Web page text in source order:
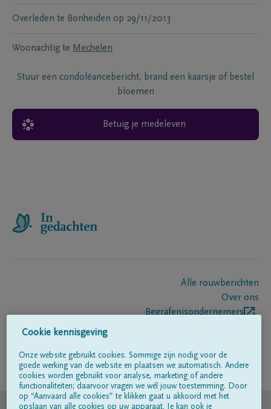
Overleden te Bonheiden op 29/11/2013
Woonachtig te Mechelen
Stuur een condoléancebericht, brand een kaarsje of bestel
bloemen
Betuig je medeleven
Alle rouwberichten
Over ons
Begrafenisondernemers
Volg ons op
© DELA
Cookie kennisgeving
Onze website gebruikt cookies. Sommige zijn nodig voor de
goede werking van de website en plaatsen we automatisch. Andere
cookies worden gebruikt voor analyse, marketing of andere
functionaliteiten; daarvoor vragen we wél jouw toestemming. Door
op “Aanvaard alle cookies” te klikken gaat u akkoord met het
opslaan van alle cookies op uw apparaat. Je kan ook je